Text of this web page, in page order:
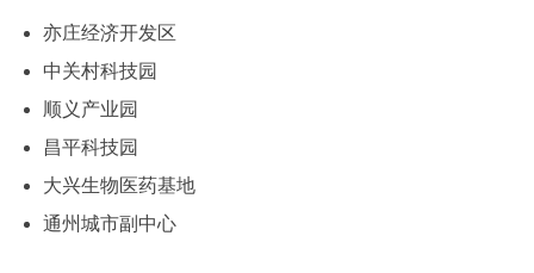
亦庄经济开发区
中关村科技园
顺义产业园
昌平科技园
大兴生物医药基地
通州城市副中心